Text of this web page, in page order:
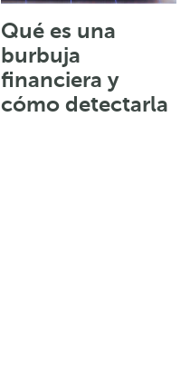
Qué es una
burbuja
financiera y
cómo detectarla